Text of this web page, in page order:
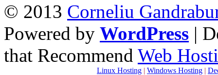
© 2013 Corneliu
Powered by WordPress |
that Recommend Web
Linux Hosting | Windows Hosting |